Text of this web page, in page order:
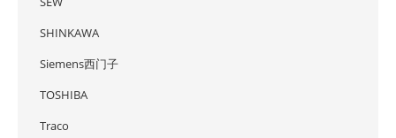
SHINKAWA
Siemens西门子
TOSHIBA
Traco